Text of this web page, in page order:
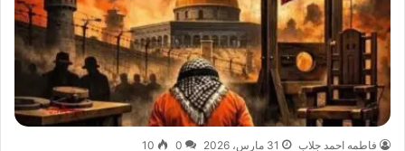
فاطمه احمد جلاب 31 مارس، 2026 0
10